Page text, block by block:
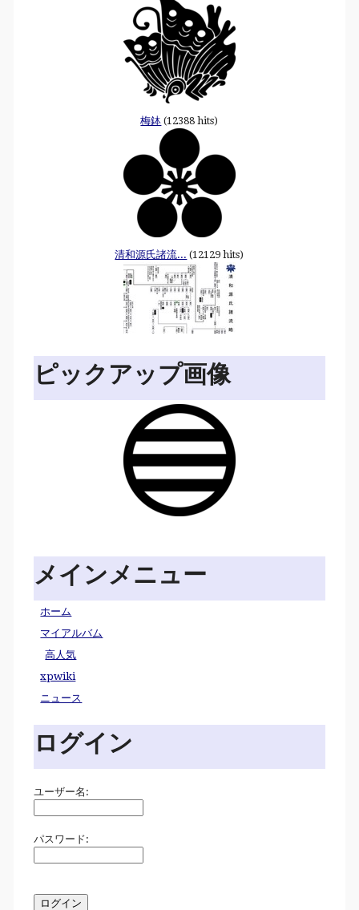
梅鉢 (12388 hits)
清和源氏諸流... (12129 hits)
ピックアップ画像
メインメニュー
ホーム
マイアルバム
高人気
xpwiki
ニュース
ログイン
ユーザー名:
パスワード: